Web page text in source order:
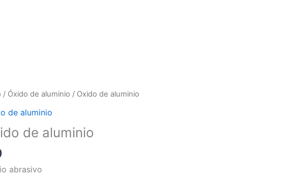
/ Óxido de aluminio / Oxido de aluminio
de aluminio
de aluminio
abrasivo